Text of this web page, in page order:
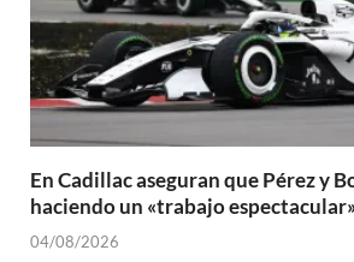
En Cadillac aseguran que Pérez y
haciendo un «trabajo
04/08/2026